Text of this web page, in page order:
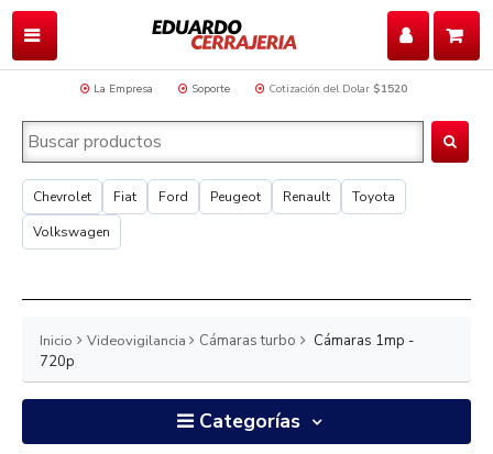
La Empresa Soporte Cotización del Dolar $1520
Chevrolet Fiat Ford Peugeot Renault
Toyota
Volkswagen
Inicio Videovigilancia Cámaras turbo
Cámaras 1mp -
720p
Categorías